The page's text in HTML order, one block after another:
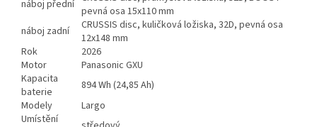
náboj přední pevná osa 15x110 mm
náboj zadní
CRUSSIS disc, kuličková ložiska, 32D, pevná osa
12x148 mm
Rok
2026
Motor
Panasonic GXU
Kapacita
baterie
894 Wh (24,85 Ah)
Modely
Largo
Umístění